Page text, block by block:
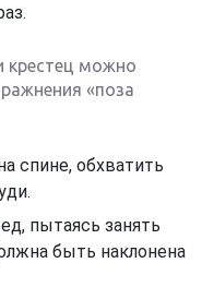
крестец можно
«поза
спине, обхватить
пытаясь занять
быть наклонена